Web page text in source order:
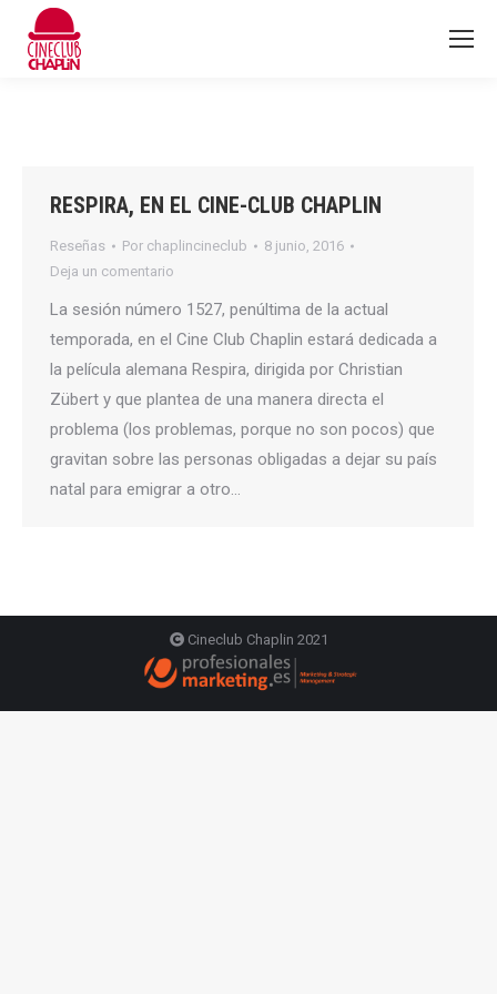
RESPIRA, EN EL CINE-CLUB CHAPLIN
Reseñas Por chaplincineclub
8 junio, 2016
Deja un comentario
La sesión número 1527, penúltima de la actual
temporada, en el Cine Club Chaplin estará dedicada a
la película alemana Respira, dirigida por Christian
Zübert y que plantea de una manera directa el
problema (los problemas, porque no son pocos) que
gravitan sobre las personas obligadas a dejar su país
natal para emigrar a otro…
Cineclub Chaplin 2021